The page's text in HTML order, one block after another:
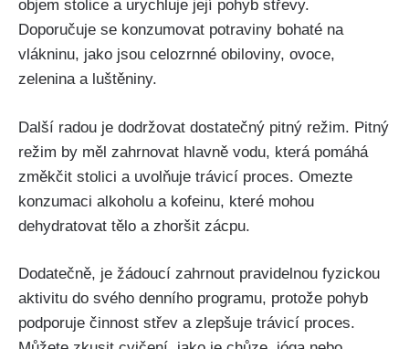
⁢objem stolice a urychluje její pohyb střevy.
Doporučuje se⁢ konzumovat potraviny bohaté na
vlákninu, jako jsou celozrnné obiloviny, ovoce,
zelenina a luštěniny.
Další​ radou je dodržovat dostatečný pitný režim. ⁢Pitný
režim by měl zahrnovat hlavně ‍vodu, ​která pomáhá
změkčit stolici a uvolňuje trávicí ⁣proces. ⁢Omezte
⁣konzumaci alkoholu a kofeinu,‌ které mohou
dehydratovat tělo a zhoršit zácpu.
Dodatečně, je ⁣žádoucí zahrnout pravidelnou ⁢fyzickou
aktivitu ‍do svého⁣ denního‌ programu, protože pohyb
podporuje činnost střev a zlepšuje ‌trávicí‍ proces.